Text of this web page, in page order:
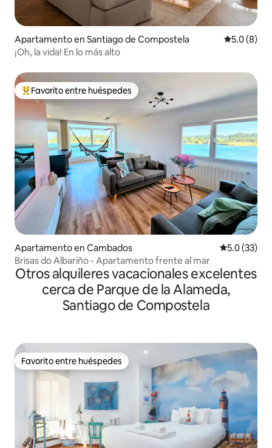
Apartamento en Santiago de Compostela
5.0 (8)
¡Oh, la vida! En lo más alto
Favorito entre huéspedes preferido
Favorito entre huéspedes
Apartamento en Cambados Calificación
5.0 (33)
Brisas do Albariño - Apartamento frente al mar
Otros alquileres vacacionales excelentes
cerca de Parque de la Alameda,
Santiago de Compostela
Favorito entre huéspedes
Favorito entre huéspedes